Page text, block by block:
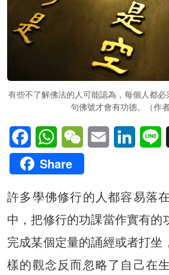
有些不了解佛法的人可能認為，每個人都
句佛號才會有功德。（作者
FacebookWhatsAppWeChatEmail
Share
許多學佛修行的人都容易落
中，把修行的功課當作實有的
完成某個定量的誦經或者打坐
樣的觀念反而忽略了自己在